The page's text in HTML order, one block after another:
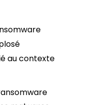
au contexte